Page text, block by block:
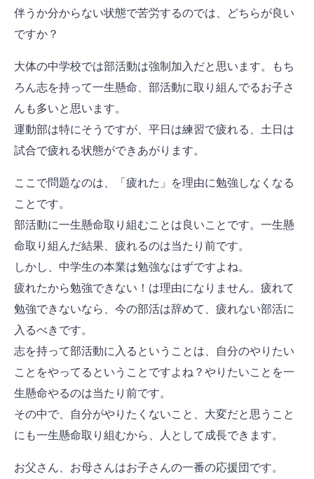
伴うか分からない状態で苦労するのでは、どちらが良い
ですか？
大体の中学校では部活動は強制加入だと思います。もち
ろん志を持って一生懸命、部活動に取り組んでるお子さ
んも多いと思います。
運動部は特にそうですが、平日は練習で疲れる、土日は
試合で疲れる状態ができあがります。
ここで問題なのは、「疲れた」を理由に勉強しなくなる
ことです。
部活動に一生懸命取り組むことは良いことです。一生懸
命取り組んだ結果、疲れるのは当たり前です。
しかし、中学生の本業は勉強なはずですよね。
疲れたから勉強できない！は理由になりません。疲れて
勉強できないなら、今の部活は辞めて、疲れない部活に
入るべきです。
志を持って部活動に入るということは、自分のやりたい
ことをやってるということですよね？やりたいことを一
生懸命やるのは当たり前です。
その中で、自分がやりたくないこと、大変だと思うこと
にも一生懸命取り組むから、人として成長できます。
お父さん、お母さんはお子さんの一番の応援団です。